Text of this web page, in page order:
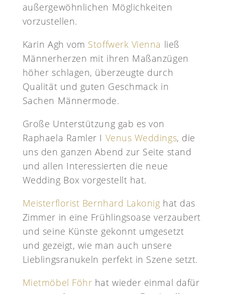
außergewöhnlichen Möglichkeiten
vorzustellen.
Karin Agh vom Stoffwerk Vienna ließ
Männerherzen mit ihren Maßanzügen
höher schlagen, überzeugte durch
Qualität und guten Geschmack in
Sachen Männermode.
Große Unterstützung gab es von
Raphaela Ramler I Venus Weddings, die
uns den ganzen Abend zur Seite stand
und allen Interessierten die neue
Wedding Box vorgestellt hat.
Meisterflorist Bernhard Lakonig hat das
Zimmer in eine Frühlingsoase verzaubert
und seine Künste gekonnt umgesetzt
und gezeigt, wie man auch unsere
Lieblingsranukeln perfekt in Szene setzt.
Mietmöbel Föhr hat wieder einmal dafür